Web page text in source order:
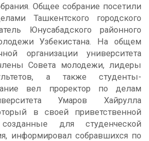
Общее собрание посетили
Ташкентского городского
Юнусабадского районного
Узбекистана. На общем
организации университета
Совета молодежи, лидеры
а также студенты-
вел проректор по делам
Умаров Хайрулла
в своей приветственной
для студенческой
информировал собравшихся по